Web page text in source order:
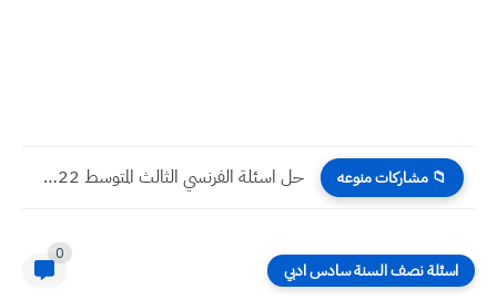
📁 مشاركات منوعه حل اسئلة الفرنسي الثالث المتوسط 2022 دور ثاني
اسئلة نصف السنة سادس ادبي
0